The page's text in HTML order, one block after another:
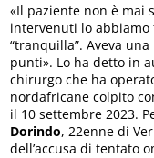
«Il paziente non è mai
intervenuti lo abbiamo
“tranquilla”. Aveva
punti». Lo ha detto in
chirurgo che ha
nordafricane colpito
il 10 settembre 2023.
Dorindo, 22enne di
dell’accusa di tentato